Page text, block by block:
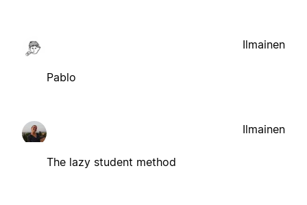
Pablo
Ilmainen
The lazy student method
Ilmainen